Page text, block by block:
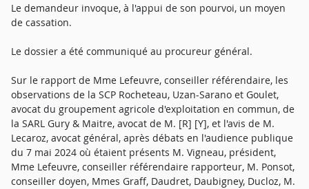
Le demandeur invoque, à l'appui de son pourvoi, un moyen
de cassation.
Le dossier a été communiqué au procureur général.
Sur le rapport de Mme Lefeuvre, conseiller référendaire, les
observations de la SCP Rocheteau, Uzan-Sarano et Goulet,
avocat du groupement agricole d'exploitation en commun, de
la SARL Gury & Maitre, avocat de M. [R] [Y], et l'avis de M.
Lecaroz, avocat général, après débats en l'audience publique
du 7 mai 2024 où étaient présents M. Vigneau, président,
Mme Lefeuvre, conseiller référendaire rapporteur, M. Ponsot,
conseiller doyen, Mmes Graff, Daudret, Daubigney, Ducloz, M.